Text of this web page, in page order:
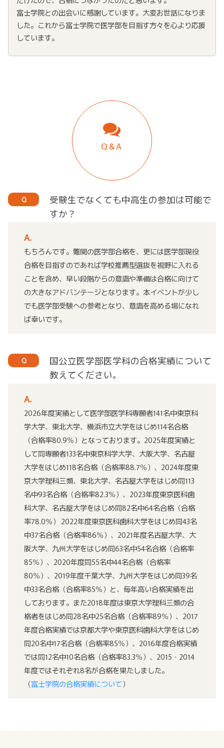
富士学院との出会いに感謝しています。大変お世話になりま
した。これから富士学院で医学部を目指す方々を心より応援
しています。
Q&A
Q
受験生でなくても中高生の参加は可能で
すか？
A.
もちろんです。難関の医学部合格を、更には医学部現役
合格を目指すのであれば学校推薦型選抜を視野に入れる
ことを含め、早い段階からの意識や準備は合格に向けて
の大きなアドバンテージとなります。本イベントが少し
でも医学部受験への参考となり、意識を高める場になれ
ば幸いです。
Q
国公立医学部医学科の合格実績について
教えてください。
A.
2026年度実績として医学部医学科専願者141名中東京科
学大学、東北大学、横浜市立大学をはじめ114名合格
（合格率80.9％）となっております。2025年度実績と
して同専願者133名中東京科学大学、大阪大学、名古屋
大学をはじめ118名合格（合格率88.7％）、2024年度東
京大学理科三類、東北大学、名古屋大学をはじめ同113
名中93名合格（合格率82.3％）、2023年度東京医科歯
科大学、名古屋大学をはじめ同82名中64名合格（合格
率78.0％） 2022年度東京医科歯科大学をはじめ同43名
中37名合格（合格率86％）、2021年度名古屋大学、大
阪大学、九州大学をはじめ同63名中54名合格（合格率
85％）、2020年度同55名中44名合格（合格率
80％）、2019年度千葉大学、九州大学をはじめ同39名
中33名合格（合格率85％）と、毎年高い合格実績を出
しております。また2018年度は東京大学理科三類の合
格者をはじめ同28名中25名合格（合格率89％）、2017
年度合格実績では京都大学や東京医科歯科大学をはじめ
同20名中17名合格（合格率85％）、2016年度合格実績
では同12名中10名合格（合格率83.3％）、2015・2014
年度ではそれぞれ8名が合格を果たしました。
（富士学院の合格実績について）